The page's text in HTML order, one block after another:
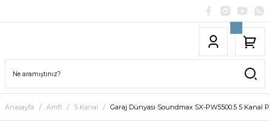
Anasayfa Amfi 5 Kanal Garaj Dünyası Soundmax SX-PW5500.5 5 Kanal